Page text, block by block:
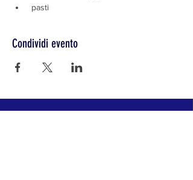
pasti
Condividi evento